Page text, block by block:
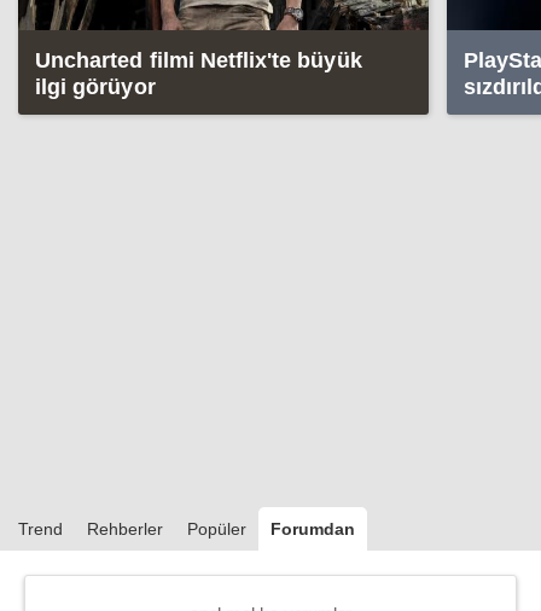
Uncharted filmi Netflix'te büyük
ilgi görüyor
Trend Rehberler Popüler Forumdan